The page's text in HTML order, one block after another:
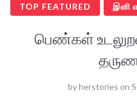
TOP FEATURED இனி
பெண்கள்
byherstories on